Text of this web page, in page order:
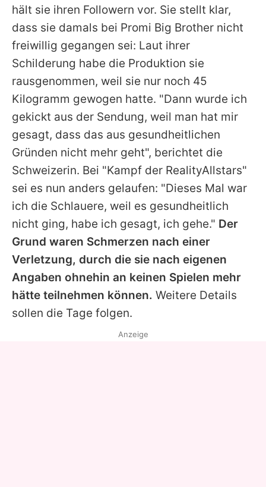
hält sie ihren Followern vor. Sie stellt klar,
dass sie damals bei Promi Big Brother nicht
freiwillig gegangen sei: Laut ihrer
Schilderung habe die Produktion sie
rausgenommen, weil sie nur noch 45
Kilogramm gewogen hatte. "Dann wurde ich
gekickt aus der Sendung, weil man hat mir
gesagt, dass das aus gesundheitlichen
Gründen nicht mehr geht", berichtet die
Schweizerin. Bei "Kampf der RealityAllstars"
sei es nun anders gelaufen: "Dieses Mal war
ich die Schlauere, weil es gesundheitlich
nicht ging, habe ich gesagt, ich gehe." Der
Grund waren Schmerzen nach einer
Verletzung, durch die sie nach eigenen
Angaben ohnehin an keinen Spielen mehr
hätte teilnehmen können. Weitere Details
sollen die Tage folgen.
Anzeige